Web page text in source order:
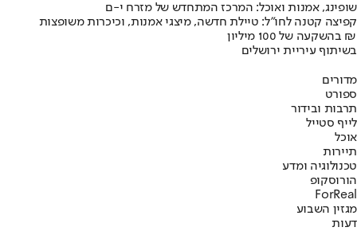
שופינג, אמנות ואוכל: המרכז המתחדש של מזרח י-ם
קפיצה קטנה לחו"ל: טיילת חדשה, מיצגי אמנות, וכיכרות משופצות
בהשקעה של 100 מיליון ₪
בשיתוף עיריית ירושלים
מדורים
ספורט
תרבות ובידור
לייף סטייל
אוכל
תיירות
טכנולוגיה ומדע
הורוסקופ
ForReal
מגזין השבוע
דעות